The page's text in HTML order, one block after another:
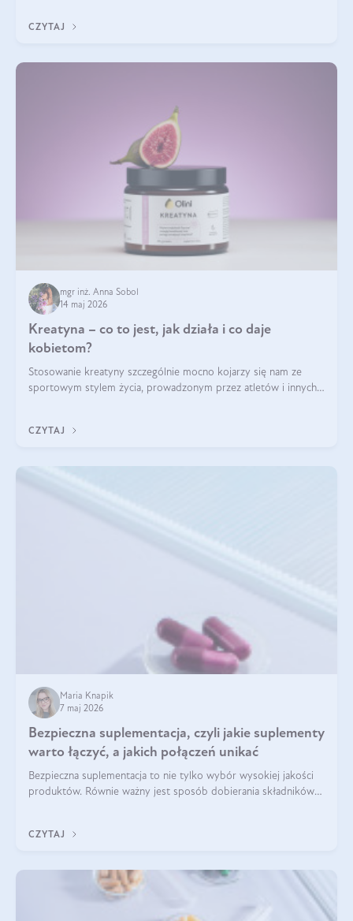
CZYTAJ
mgr inż. Anna Sobol
14 maj 2026
Kreatyna – co to jest, jak działa i co daje
kobietom?
Stosowanie kreatyny szczególnie mocno kojarzy się nam ze
sportowym stylem życia, prowadzonym przez atletów i innych
zwiększa masę
CZYTAJ
Maria Knapik
7 maj 2026
Bezpieczna suplementacja, czyli jakie suplementy
warto łączyć, a jakich połączeń unikać
Bezpieczna suplementacja to nie tylko wybór wysokiej jakości
produktów. Równie ważny jest sposób dobierania składników
CZYTAJ